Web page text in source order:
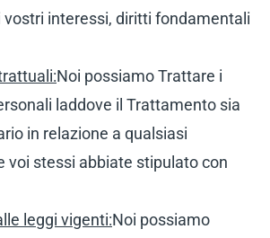
vostri interessi, diritti fondamentali
Noi possiamo Trattare i
laddove il Trattamento sia
in relazione a qualsiasi
voi stessi abbiate stipulato con
leggi vigenti:Noi possiamo